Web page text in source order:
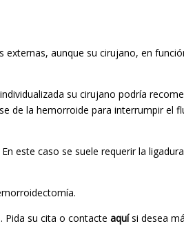
externas, aunque su cirujano, en
su cirujano podría
de la hemorroide para interrumpir el
este caso se suele requerir la
su cita o contacte aquí si desea